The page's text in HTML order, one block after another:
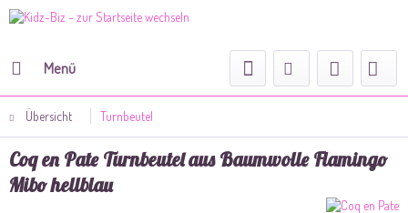
Menü
Übersicht Turnbeutel
Coq en Pate Turnbeutel aus Baumwolle Flamingo
Mibo hellblau